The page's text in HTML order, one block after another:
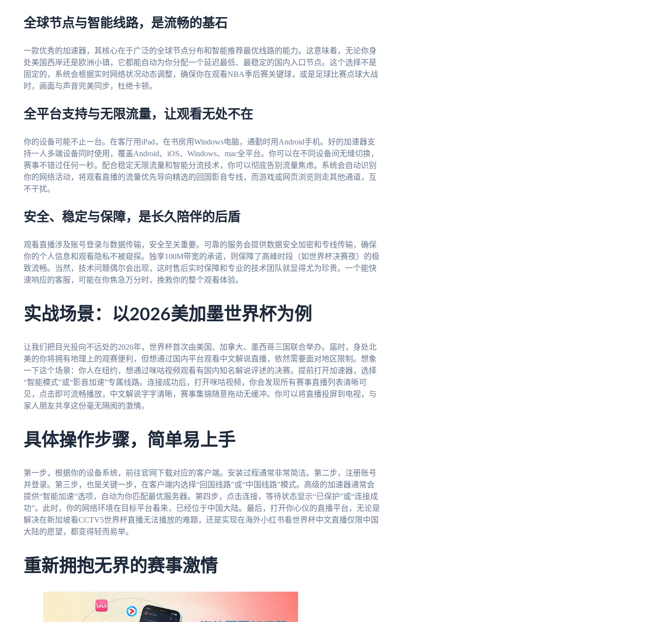
全球节点与智能线路，是流畅的基石
一款优秀的加速器，其核心在于广泛的全球节点分布和智能推荐最优线路的能力。这意味着，无论你身
处美国西岸还是欧洲小镇，它都能自动为你分配一个延迟最低、最稳定的国内入口节点。这个选择不是
固定的，系统会根据实时网络状况动态调整，确保你在观看NBA季后赛关键球，或是足球比赛点球大战
时，画面与声音完美同步，杜绝卡顿。
全平台支持与无限流量，让观看无处不在
你的设备可能不止一台。在客厅用iPad，在书房用Windows电脑，通勤时用Android手机。好的加速器支
持一人多端设备同时使用，覆盖Android、iOS、Windows、mac全平台。你可以在不同设备间无缝切换，
赛事不错过任何一秒。配合稳定无限流量和智能分流技术，你可以彻底告别流量焦虑。系统会自动识别
你的网络活动，将观看直播的流量优先导向精选的回国影音专线，而游戏或网页浏览则走其他通道，互
不干扰。
安全、稳定与保障，是长久陪伴的后盾
观看直播涉及账号登录与数据传输，安全至关重要。可靠的服务会提供数据安全加密和专线传输，确保
你的个人信息和观看隐私不被窥探。独享100M带宽的承诺，则保障了高峰时段（如世界杯决赛夜）的极
致流畅。当然，技术问题偶尔会出现，这时售后实时保障和专业的技术团队就显得尤为珍贵。一个能快
速响应的客服，可能在你焦急万分时，挽救你的整个观看体验。
实战场景：以2026美加墨世界杯为例
让我们把目光投向不远处的2026年，世界杯首次由美国、加拿大、墨西哥三国联合举办。届时，身处北
美的你将拥有地理上的观赛便利，但想通过国内平台观看中文解说直播，依然需要面对地区限制。想象
一下这个场景：你人在纽约，想通过咪咕视频观看有国内知名解说评述的决赛。提前打开加速器，选择
“智能模式”或“影音加速”专属线路。连接成功后，打开咪咕视频，你会发现所有赛事直播列表清晰可
见，点击即可流畅播放，中文解说字字清晰，赛事集锦随意拖动无缓冲。你可以将直播投屏到电视，与
家人朋友共享这份毫无隔阂的激情。
具体操作步骤，简单易上手
第一步，根据你的设备系统，前往官网下载对应的客户端。安装过程通常非常简洁。第二步，注册账号
并登录。第三步，也是关键一步，在客户端内选择“回国线路”或“中国线路”模式。高级的加速器通常会
提供“智能加速”选项，自动为你匹配最优服务器。第四步，点击连接，等待状态显示“已保护”或“连接成
功”。此时，你的网络环境在目标平台看来，已经位于中国大陆。最后，打开你心仪的直播平台，无论是
解决在新加坡看CCTV5世界杯直播无法播放的难题，还是实现在海外小红书看世界杯中文直播仅限中国
大陆的愿望，都变得轻而易举。
重新拥抱无界的赛事激情